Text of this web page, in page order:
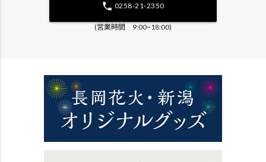
phone 0258-21-2350
(営業時間 9:00~18:00)